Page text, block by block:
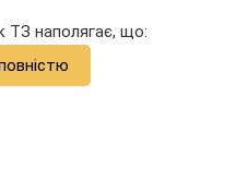
ТЗ наполягає, що: